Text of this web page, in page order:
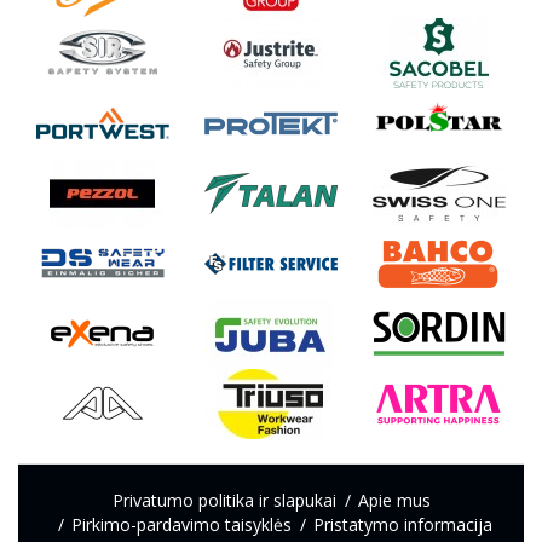
Privatumo politika ir slapukai
Apie mus
Pirkimo-pardavimo taisyklės
Pristatymo informacija